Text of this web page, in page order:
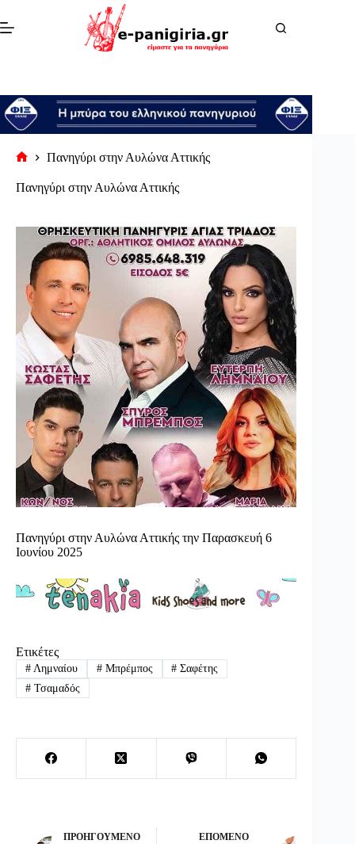
στο
περιεχόμενο
σελίδα
Πανηγύρι στην Αυλώνα Αττικής
Πανηγύρι στην Αυλώνα Αττικής
Πανηγύρι στην Αυλώνα Αττικής την Παρασκευή 6
Ιουνίου 2025
Ετικέτες
#Λημναίου #Μπρέμπος # Σαφέτης
#Τσαμαδός
ΠΡΟΗΓΟΎΜΕΝΟ ΕΠΌΜΕΝΟ